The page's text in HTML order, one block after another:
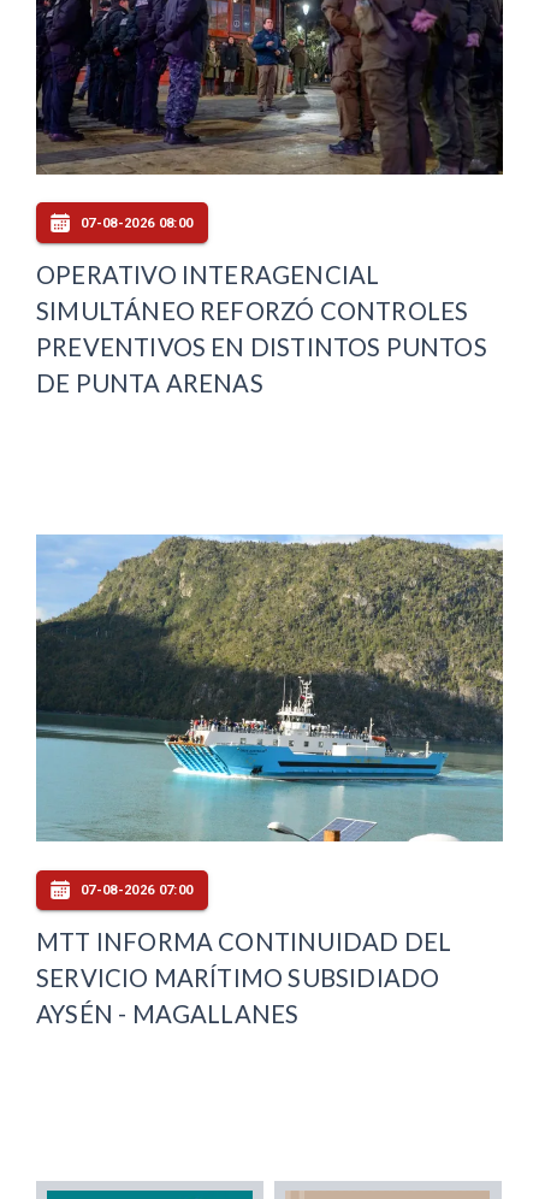
07-08-2026 08:00
OPERATIVO INTERAGENCIAL
SIMULTÁNEO REFORZÓ CONTROLES
PREVENTIVOS EN DISTINTOS PUNTOS
DE PUNTA ARENAS
07-08-2026 07:00
MTT INFORMA CONTINUIDAD DEL
SERVICIO MARÍTIMO SUBSIDIADO
AYSÉN - MAGALLANES